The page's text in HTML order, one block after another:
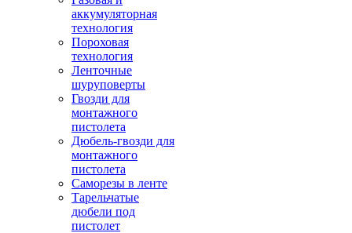
аккумуляторная
технология
Пороховая
технология
Ленточные
шуруповерты
Гвозди для
монтажного
пистолета
Дюбель-гвозди для
монтажного
пистолета
Саморезы в ленте
Тарельчатые
дюбели под
пистолет